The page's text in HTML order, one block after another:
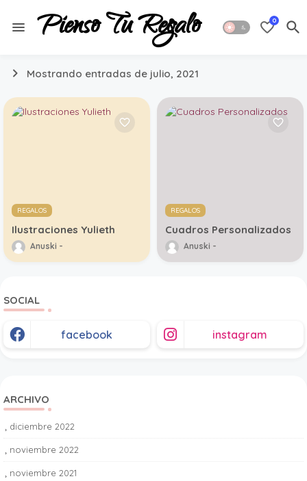
Pienso Tu Regalo 0
Mostrando entradas de julio, 2021
REGALOS
Ilustraciones Yulieth
Anuski
REGALOS
Cuadros Personalizados
Anuski
SOCIAL
facebook instagram
ARCHIVO
diciembre 2022
noviembre 2022
noviembre 2021